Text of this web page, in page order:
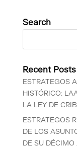
Search
Recent Posts
ESTRATEGOS
HISTÓRICO:
LA LEY DE
ESTRATEGOS
DE LOS
DE SU DÉCIMO